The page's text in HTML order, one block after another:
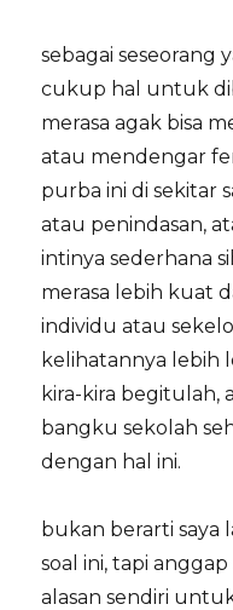
sebagai seseorang
cukup hal untuk
merasa agak bisa
atau mendengar
purba ini di sekitar
atau penindasan,
intinya sederhana
merasa lebih kuat
individu atau
kelihatannya lebih
kira-kira begitulah,
bangku sekolah
dengan hal ini.
bukan berarti saya
soal ini, tapi
alasan sendiri